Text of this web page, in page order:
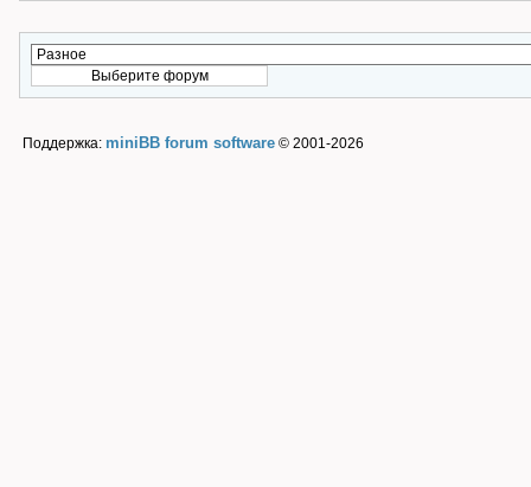
Поддержка: miniBB forum software © 2001-2026